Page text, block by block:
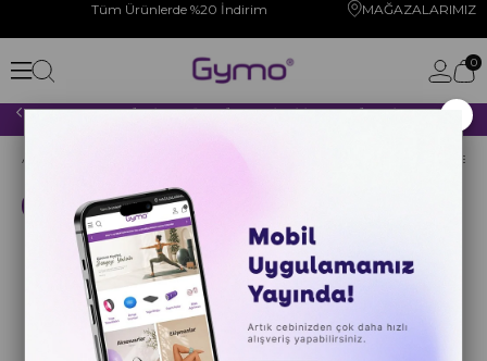
Tüm Ürünlerde %20 İndirim MAĞAZALARIMIZ
0
2000 TL VE ÜZERİ YAPACAĞINIZ TÜM ALIŞVERİŞLERİNİZDE KARGO ÜCRETSİZ!
Anasayfa Ekolojik Mini Matlı Set
Kargo Bedava